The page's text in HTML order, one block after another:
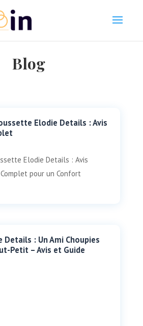
Blog
Elodie Details : Avis
Elodie Details : Avis
pour un Confort
Details : Un Ami Choupies
Petit – Avis et Guide